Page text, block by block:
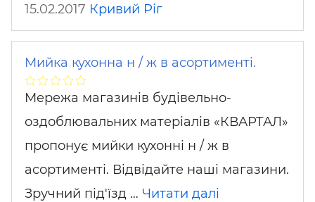
15.02.2017 Кривий Ріг
Мийка кухонна н / ж в асортименті.
Мережа магазинів будівельно-
оздоблювальних матеріалів «КВАРТАЛ»
пропонує мийки кухонні н / ж в
асортименті. Відвідайте наші магазини.
Зручний під'їзд … Читати далі